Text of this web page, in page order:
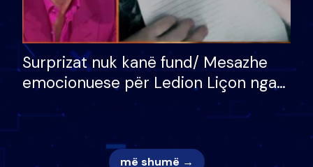
Surprizat nuk kanë fund/ Mesazhe
emocionuese për Ledion Liçon nga
nëna dhe fëmijët e tij, moderatori
nuk i mban dot lotët: Nuk meritoj…
më shumë →